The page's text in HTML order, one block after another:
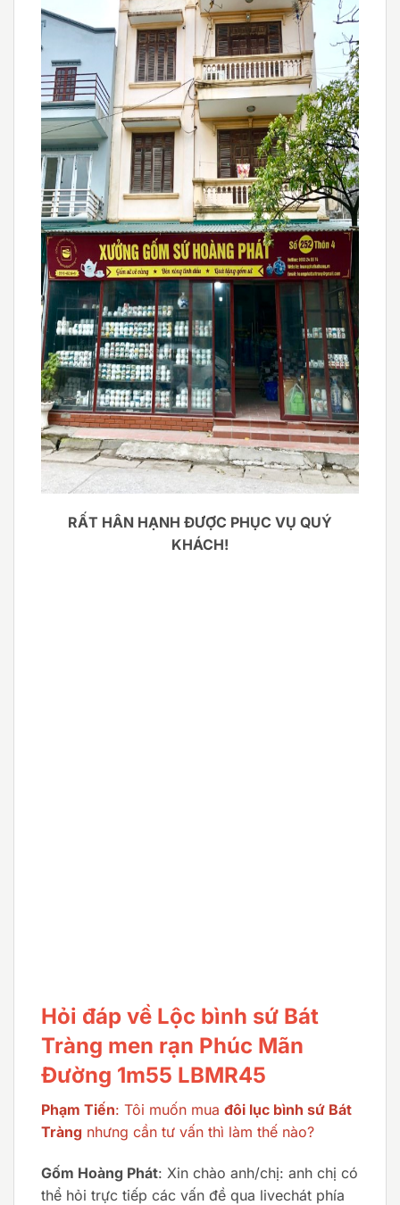
RẤT HÂN HẠNH ĐƯỢC PHỤC VỤ QUÝ
KHÁCH!
Hỏi đáp về Lộc bình sứ Bát
Tràng men rạn Phúc Mãn
Đường 1m55 LBMR45
Phạm Tiến: Tôi muốn mua đôi lục bình sứ Bát
Tràng nhưng cần tư vấn thì làm thế nào?
Gốm Hoàng Phát: Xin chào anh/chị: anh chị có
thể hỏi trực tiếp các vấn đề qua livechát phía